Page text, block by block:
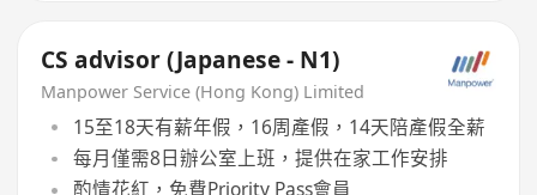
CS advisor (Japanese - N1)
Manpower Service (Hong Kong) Limited
15至18天有薪年假，16周產假，14天陪產假全薪
每月僅需8日辦公室上班，提供在家工作安排
酌情花紅，免費Priority Pass會員